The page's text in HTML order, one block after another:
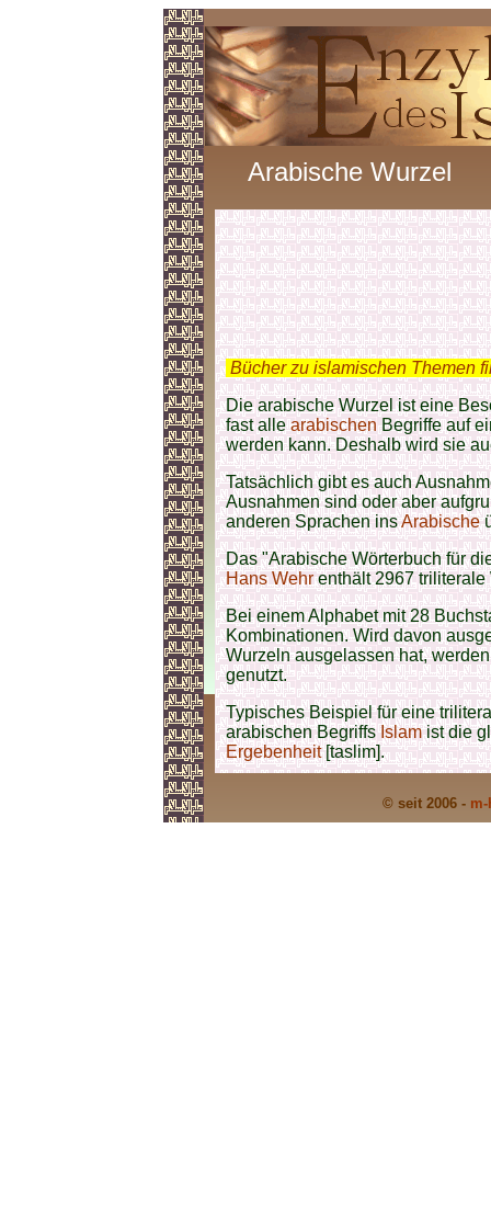
Arabische Wurzel
Bücher zu islamischen Themen
Die arabische Wurzel ist eine
fast allearabischenBegriffe auf
werden kann. Deshalb wird sie
Tatsächlich gibt es auch
Ausnahmen sind oder aber
anderen Sprachen insArabische
Das "Arabische Wörterbuch für
Hans Wehrenthält 2967 triliterale
Bei einem Alphabet mit 28
Kombinationen. Wird davon
Wurzeln ausgelassen hat,
genutzt.
Typisches Beispiel für eine
arabischen BegriffsIslamist die
Ergebenheit[taslim].
© seit 2006 -